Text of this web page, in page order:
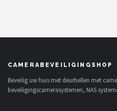
CAMERABEVEILIGINGSHOP
Beveilig uw huis met deurbellen met
beveiligingscamerasystemen, NAS